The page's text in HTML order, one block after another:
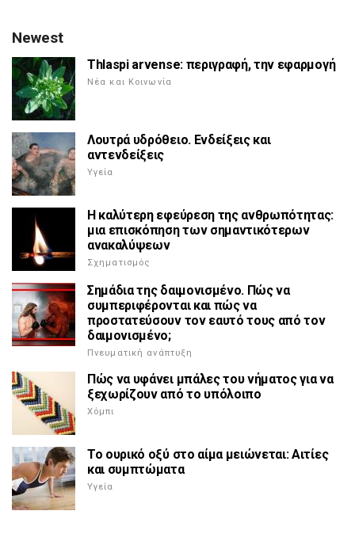
Newest
Thlaspi arvense: περιγραφή, την εφαρμογή
Νέα και Κοινωνία
Λουτρά υδρόθειο. Ενδείξεις και
αντενδείξεις
Υγεία
Η καλύτερη εφεύρεση της ανθρωπότητας:
μια επισκόπηση των σημαντικότερων
ανακαλύψεων
Σχηματισμός
Σημάδια της δαιμονισμένο. Πώς να
συμπεριφέρονται και πώς να
προστατεύσουν τον εαυτό τους από τον
δαιμονισμένο;
Πνευματική ανάπτυξη
Πώς να υφάνει μπάλες του νήματος για να
ξεχωρίζουν από το υπόλοιπο
Χόμπι
Το ουρικό οξύ στο αίμα μειώνεται: Αιτίες
και συμπτώματα
Υγεία